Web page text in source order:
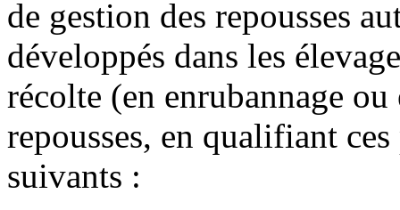
de gestion des repousses
développés dans les
récolte (en enrubannage
repousses, en qualifiant
suivants :